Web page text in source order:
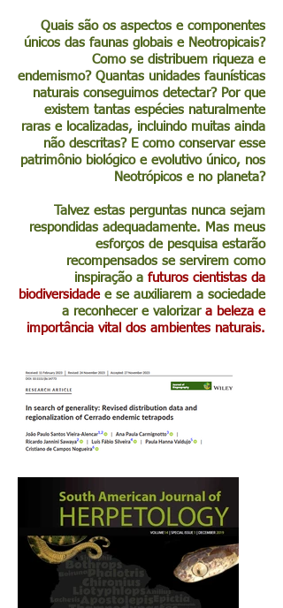
​Quais são os aspectos e componentes
únicos das faunas globais e Neotropicais?
Como se distribuem riqueza e
endemismo? Quantas unidades faunísticas
naturais conseguimos detectar? Por que
existem tantas espécies naturalmente
raras e localizadas, incluindo muitas ainda
não descritas? E como conservar esse
patrimônio biológico e evolutivo único, nos
Neotrópicos e no planeta?
Talvez estas perguntas nunca sejam
respondidas adequadamente. Mas meus
esforços de pesquisa estarão
recompensados se servirem como
inspiração a futuros cientistas da
biodiversidade e se auxiliarem a sociedade
a reconhecer e valorizar a beleza e
importância vital dos ambientes naturais.